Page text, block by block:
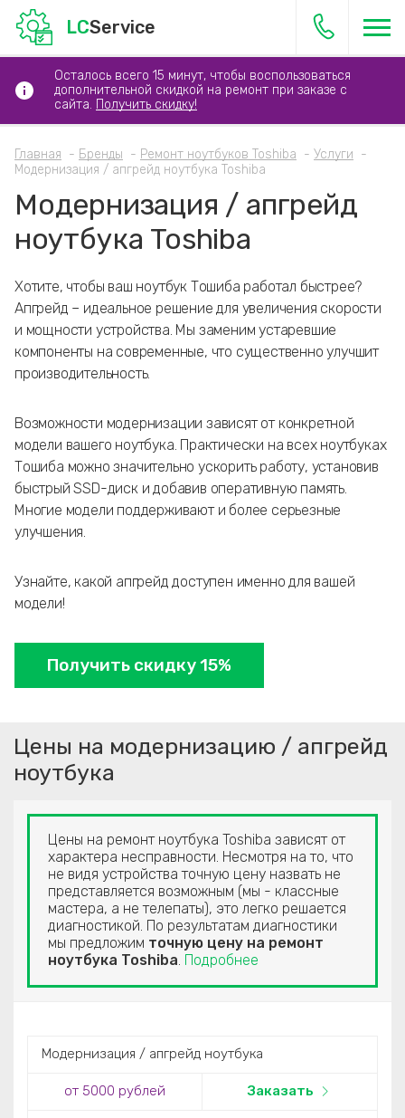
LCService
Осталось всего 15 минут, чтобы воспользоваться
дополнительной скидкой на ремонт при заказе с
сайта. Получить скидку!
Главная Бренды Ремонт ноутбуков Toshiba
Услуги
Модернизация / апгрейд ноутбука Toshiba
Модернизация / апгрейд
ноутбука Toshiba
Хотите, чтобы ваш ноутбук Тошиба работал быстрее?
Апгрейд – идеальное решение для увеличения скорости
и мощности устройства. Мы заменим устаревшие
компоненты на современные, что существенно улучшит
производительность.
Возможности модернизации зависят от конкретной
модели вашего ноутбука. Практически на всех ноутбуках
Тошиба можно значительно ускорить работу, установив
быстрый SSD-диск и добавив оперативную память.
Многие модели поддерживают и более серьезные
улучшения.
Узнайте, какой апгрейд доступен именно для вашей
модели!
Получить скидку 15%
Цены на модернизацию / апгрейд
ноутбука
Цены на ремонт ноутбука Toshiba зависят от
характера несправности. Несмотря на то, что
не видя устройства точную цену назвать не
представляется возможным (мы - классные
мастера, а не телепаты), это легко решается
диагностикой. По результатам диагностики
мы предложим точную цену на ремонт
ноутбука Toshiba. Подробнее
Модернизация / апгрейд ноутбука
от 5000 рублей Заказать